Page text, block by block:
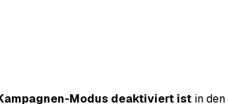
Modus deaktiviert ist in den